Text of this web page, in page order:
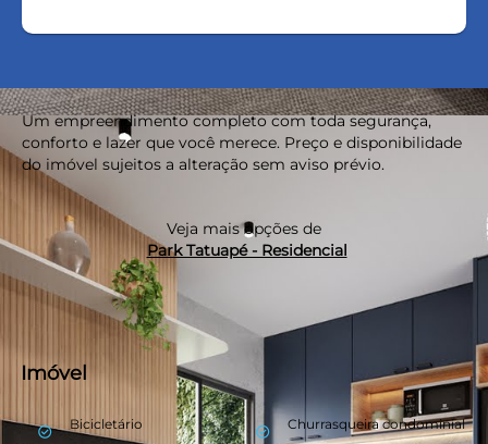
Um empreendimento completo com toda segurança,
conforto e lazer que você merece. Preço e disponibilidade
do imóvel sujeitos a alteração sem aviso prévio.
Veja mais opções de
Park Tatuapé - Residencial
Imóvel
check_circle_outline Bicicletário check_circle_outline Churrasqueira condominial